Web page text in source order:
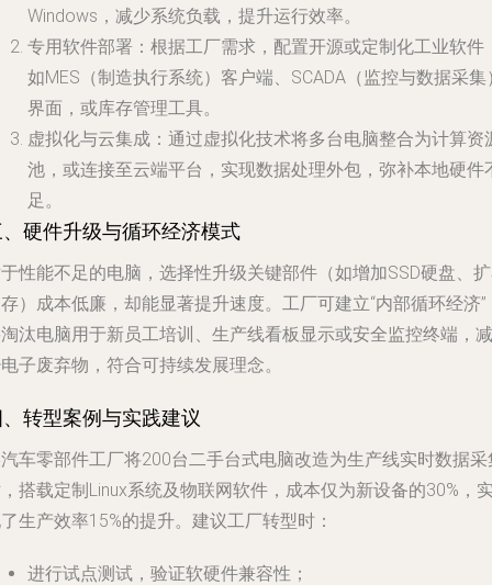
Windows，减少系统负载，提升运行效率。
专用软件部署 ：根据工厂需求，配置开源或定制化工业软件
如MES（制造执行系统）客户端、SCADA（监控与数据采集
界面，或库存管理工具。
虚拟化与云集成 ：通过虚拟化技术将多台电脑整合为计算资
池，或连接至云端平台，实现数据处理外包，弥补本地硬件
足。
硬件升级与循环经济模式
性能不足的电脑，选择性升级关键部件（如增加SSD硬盘、
）成本低廉，却能显著提升速度。工厂可建立“内部循环经济”
汰电脑用于新员工培训、生产线看板显示或安全监控终端，减
子废弃物，符合可持续发展理念。
转型案例与实践建议
车零部件工厂将200台二手台式电脑改造为生产线实时数据采
搭载定制Linux系统及物联网软件，成本仅为新设备的30%，
生产效率15%的提升。建议工厂转型时：
进行试点测试，验证软硬件兼容性；